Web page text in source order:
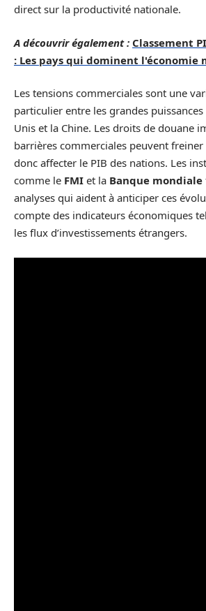
direct sur la productivité nationale.
A découvrir également : Classement
: Les pays qui dominent l'économie
Les tensions commerciales sont une
particulier entre les grandes
Unis et la Chine. Les droits de douane
barrières commerciales peuvent freiner
donc affecter le PIB des nations. Les
comme le FMI et la Banque mondiale
analyses qui aident à anticiper ces
compte des indicateurs économiques
les flux d’investissements étrangers.